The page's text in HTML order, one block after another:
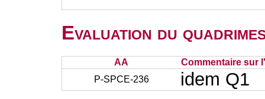
Evaluation du
AA
Commentaire sur
P-SPCE-236
idem Q1